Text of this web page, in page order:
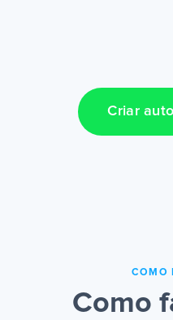
Criar
COMO
Como